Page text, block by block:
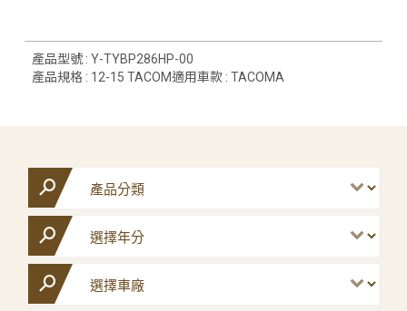
產品型號 : Y-TYBP286HP-00
產品規格 : 12-15 TACOM適用車款 : TACOMA